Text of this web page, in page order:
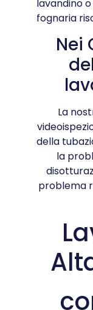
lavandino
fognaria
Nei
La
della
la
problema